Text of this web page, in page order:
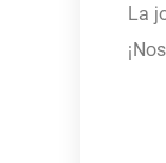
La